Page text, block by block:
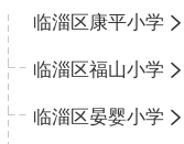
临淄区康平小学
临淄区福山小学
临淄区晏婴小学